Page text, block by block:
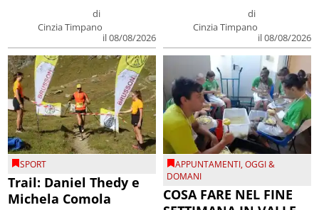
di
Cinzia Timpano
il 08/08/2026
di
Cinzia Timpano
il 08/08/2026
SPORT
Trail: Daniel Thedy e
Michela Comola
APPUNTAMENTI,OGGI &
DOMANI
COSA FARE NEL FINE